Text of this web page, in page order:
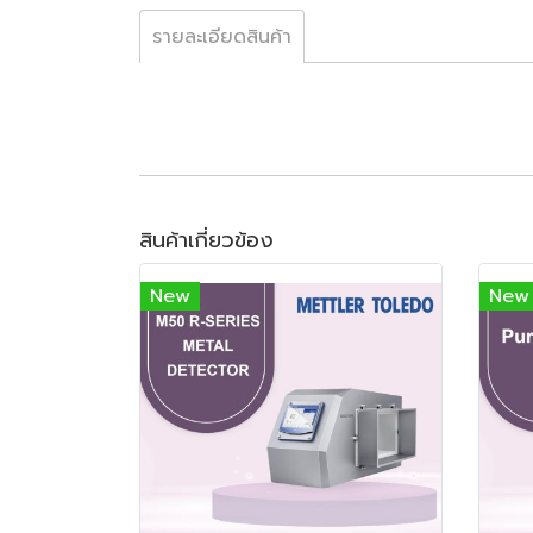
รายละเอียดสินค้า
สินค้าเกี่ยวข้อง
New New